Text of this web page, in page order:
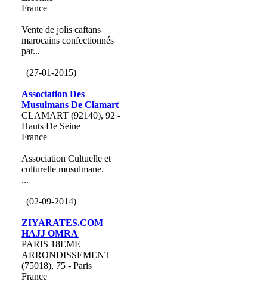
France
Vente de jolis caftans
marocains confectionnés
par...
(27-01-2015)
Association Des
Musulmans De Clamart
CLAMART (92140), 92 -
Hauts De Seine
France
Association Cultuelle et
culturelle musulmane.
...
(02-09-2014)
ZIYARATES.COM
HAJJ OMRA
PARIS 18EME
ARRONDISSEMENT
(75018), 75 - Paris
France